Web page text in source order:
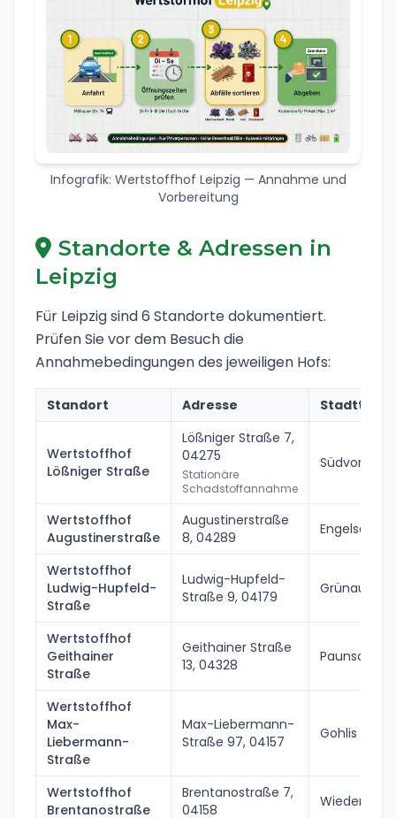
Infografik: Wertstoffhof Leipzig — Annahme und
Vorbereitung
Standorte & Adressen in
Leipzig
Für Leipzig sind 6 Standorte dokumentiert.
Prüfen Sie vor dem Besuch die
Annahmebedingungen des jeweiligen Hofs:
Standort Adresse Stadtteil
Wertstoffhof
Lößniger Straße
Lößniger Straße 7,
04275
Stationäre
Schadstoffannahme
Südvorstadt
Wertstoffhof
Augustinerstraße
Augustinerstraße
8, 04289 Engelsdorf
Wertstoffhof
Ludwig-Hupfeld-
Straße
Ludwig-Hupfeld-
Straße 9, 04179 Grünau
Wertstoffhof
Geithainer
Straße
Geithainer Straße
13, 04328 Paunsdorf
Wertstoffhof
Max-
Liebermann-
Straße
Max-Liebermann-
Straße 97, 04157 Gohlis
Wertstoffhof
Brentanostraße
Brentanostraße 7,
04158